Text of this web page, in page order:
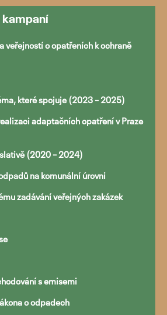
kampaní
veřejností o opatřeních k ochraně
které spojuje (2023 – 2025)
adaptačních opatření v Praze
(2020 – 2024)
na komunální úrovni
zadávání veřejných zakázek
s emisemi
o odpadech